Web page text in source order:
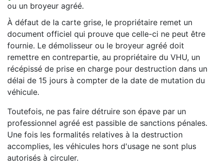
ou un broyeur agréé.
À défaut de la carte grise, le propriétaire remet un
document officiel qui prouve que celle-ci ne peut être
fournie. Le démolisseur ou le broyeur agréé doit
remettre en contrepartie, au propriétaire du VHU, un
récépissé de prise en charge pour destruction dans un
délai de 15 jours à compter de la date de mutation du
véhicule.
Toutefois, ne pas faire détruire son épave par un
professionnel agréé est passible de sanctions pénales.
Une fois les formalités relatives à la destruction
accomplies, les véhicules hors d'usage ne sont plus
autorisés à circuler.